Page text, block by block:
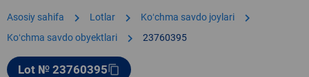
Asosiy sahifa chevron_right Lotlar chevron_right Koʻchma savdo joylari chevron_right
Koʻchma savdo obyektlari chevron_right 23760395
Lot № 23760395content_copy